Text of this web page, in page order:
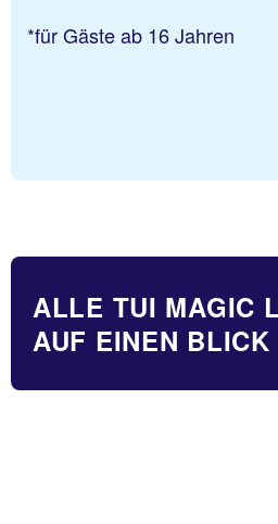
*für Gäste ab 16 Jahren
ALLE TUI MAGIC
AUF EINEN BLICK